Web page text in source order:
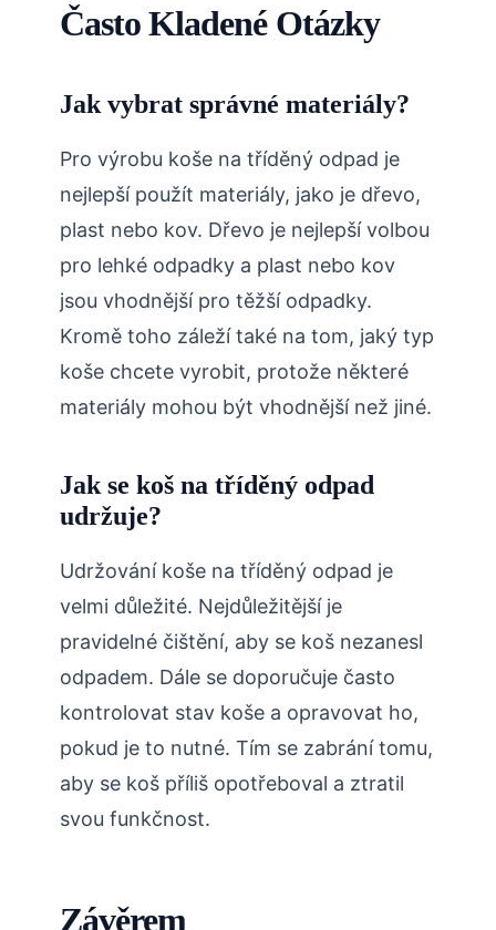
Často Kladené Otázky
Jak vybrat správné materiály?
Pro výrobu koše na tříděný odpad je
nejlepší použít materiály, jako je dřevo,
plast nebo kov. Dřevo je nejlepší volbou
pro lehké odpadky a plast nebo kov
jsou vhodnější pro těžší odpadky.
Kromě toho záleží také na tom, jaký typ
koše chcete vyrobit, protože některé
materiály mohou být vhodnější než jiné.
Jak se koš na tříděný odpad
udržuje?
Udržování koše na tříděný odpad je
velmi důležité. Nejdůležitější je
pravidelné čištění, aby se koš nezanesl
odpadem. Dále se doporučuje často
kontrolovat stav koše a opravovat ho,
pokud je to nutné. Tím se zabrání tomu,
aby se koš příliš opotřeboval a ztratil
svou funkčnost.
Závěrem